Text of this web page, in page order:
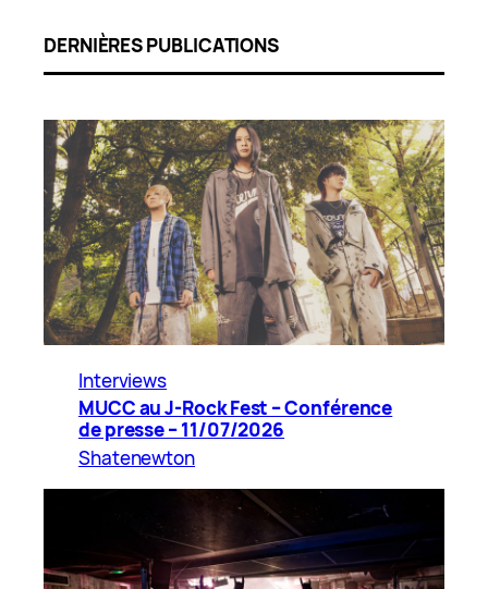
DERNIÈRES PUBLICATIONS
Interviews
MUCC au J-Rock Fest – Conférence
de presse – 11/07/2026
Shatenewton